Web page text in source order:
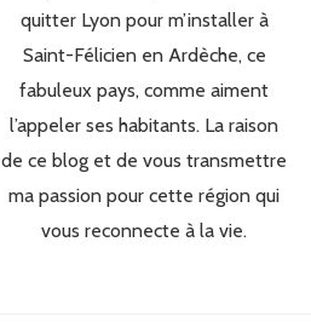
quitter Lyon pour m’installer à
Saint-Félicien en Ardèche, ce
fabuleux pays, comme aiment
l’appeler ses habitants. La raison
de ce blog et de vous transmettre
ma passion pour cette région qui
vous reconnecte à la vie.